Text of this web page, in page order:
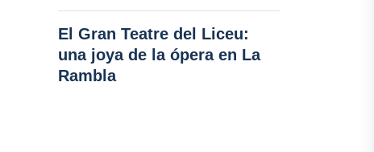
El Gran Teatre del Liceu:
una joya de la ópera en La
Rambla